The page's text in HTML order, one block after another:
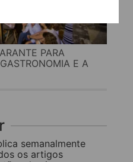
PARA
E A
semanalmente
os artigos